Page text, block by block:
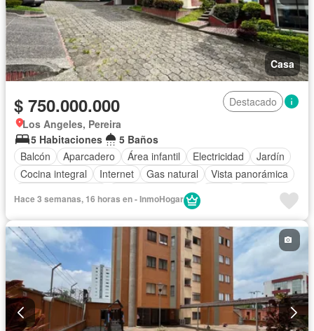
Casa
$ 750.000.000
Destacado
Los Angeles, Pereira
5 Habitaciones
5 Baños
Balcón
Aparcadero Área infantil Electricidad
Jardín
Cocina integral
Internet Gas natural
Vista panorámica
Cuarto de servicio
Hace 3 semanas, 16 horas en - InmoHogar